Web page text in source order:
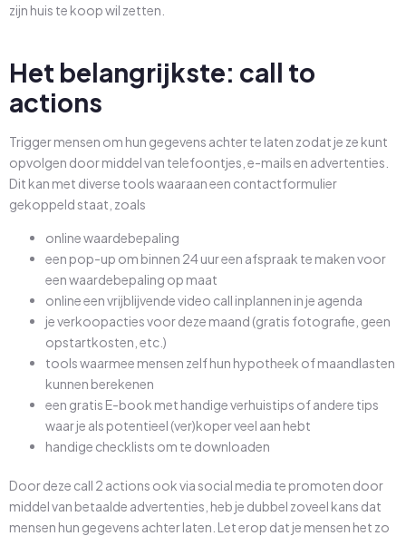
zijn huis te koop wil zetten.
Het belangrijkste: call to
actions
Trigger mensen om hun gegevens achter te laten zodat je ze kunt
opvolgen door middel van telefoontjes, e-mails en advertenties.
Dit kan met diverse tools waaraan een contactformulier
gekoppeld staat, zoals
online waardebepaling
een pop-up om binnen 24 uur een afspraak te maken voor
een waardebepaling op maat
online een vrijblijvende video call inplannen in je agenda
je verkoopacties voor deze maand (gratis fotografie, geen
opstartkosten, etc.)
tools waarmee mensen zelf hun hypotheek of maandlasten
kunnen berekenen
een gratis E-book met handige verhuistips of andere tips
waar je als potentieel (ver)koper veel aan hebt
handige checklists om te downloaden
Door deze call 2 actions ook via social media te promoten door
middel van betaalde advertenties, heb je dubbel zoveel kans dat
mensen hun gegevens achter laten. Let erop dat je mensen het zo